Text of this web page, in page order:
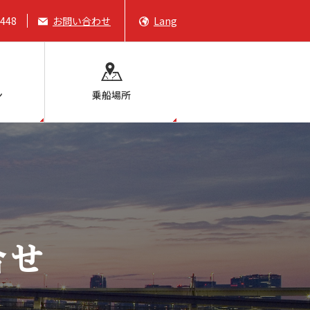
お問い合わせ Lang
乗船場所